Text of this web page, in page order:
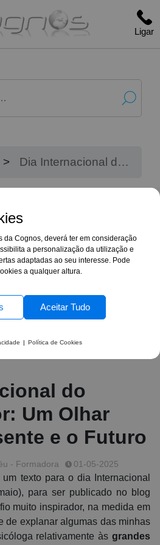
da Cognos, deverá ter em consideração
a personalização da utilização e
adaptadas ao seu interesse. Pode
a qualquer altura.
Aceitar Tudo
| Política de Cookies
Ligar
Dia Internacional do
do
Um Olhar
e o Futuro
- Formadora 01-05-2025
texto para o dia Internacional
para ser publicado no blog
muito inspirador, na medida em
de explanar algumas das minhas
relativamente às grandes